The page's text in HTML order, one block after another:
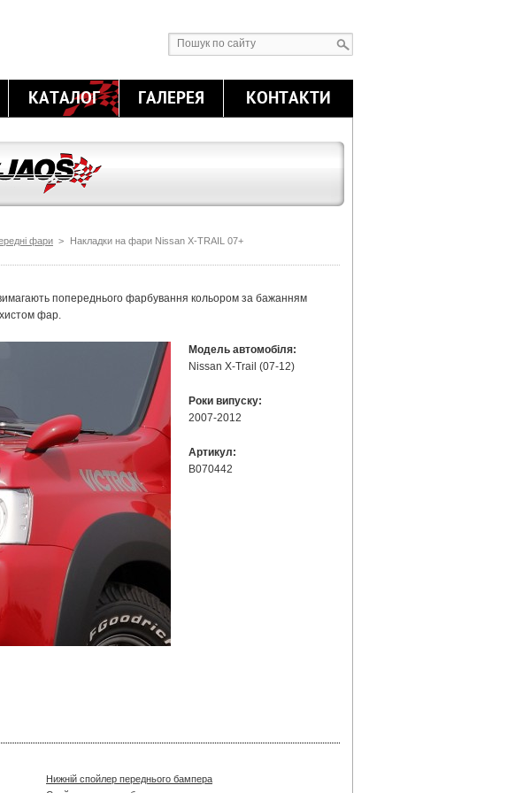
КАТАЛОГ ГАЛЕРЕЯ КОНТАКТИ
фари > Накладки на фари Nissan X-TRAIL 07+
попереднього фарбування кольором за бажанням
фар.
Модель автомобіля:
Nissan X-Trail (07-12)
Роки випуску:
2007-2012
Артикул:
B070442
Нижній спойлер переднього бампера